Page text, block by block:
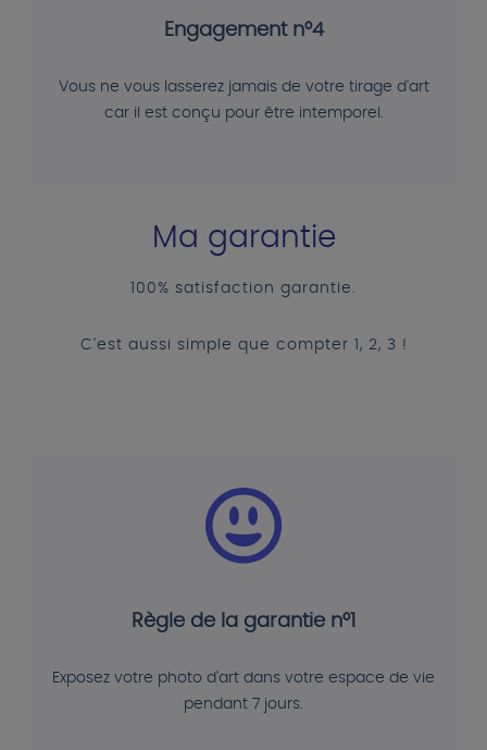
Engagement n°4
Vous ne vous lasserez jamais de votre tirage d'art
car il est conçu pour être intemporel.
Ma garantie
100% satisfaction garantie.
C'est aussi simple que compter 1, 2, 3 !
Règle de la garantie n°1
Exposez votre photo d'art dans votre espace de vie
pendant 7 jours.